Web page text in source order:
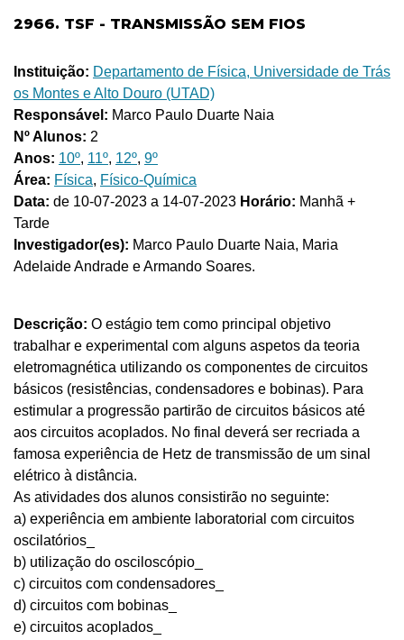
2966. TSF - TRANSMISSÃO SEM FIOS
Instituição: Departamento de Física, Universidade de Trás
os Montes e Alto Douro (UTAD)
Responsável: Marco Paulo Duarte Naia
Nº Alunos: 2
Anos: 10º, 11º, 12º, 9º
Área: Física, Físico-Química
Data: de 10-07-2023 a 14-07-2023 Horário: Manhã +
Tarde
Investigador(es): Marco Paulo Duarte Naia, Maria
Adelaide Andrade e Armando Soares.
Descrição: O estágio tem como principal objetivo
trabalhar e experimental com alguns aspetos da teoria
eletromagnética utilizando os componentes de circuitos
básicos (resistências, condensadores e bobinas). Para
estimular a progressão partirão de circuitos básicos até
aos circuitos acoplados. No final deverá ser recriada a
famosa experiência de Hetz de transmissão de um sinal
elétrico à distância.
As atividades dos alunos consistirão no seguinte:
a) experiência em ambiente laboratorial com circuitos
oscilatórios_
b) utilização do osciloscópio_
c) circuitos com condensadores_
d) circuitos com bobinas_
e) circuitos acoplados_